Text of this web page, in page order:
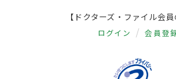
【ドクターズ・ファイル会員
ログイン 会員登